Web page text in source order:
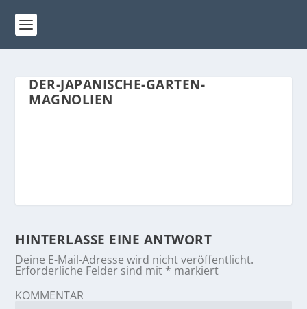
DER-JAPANISCHE-GARTEN-
MAGNOLIEN
HINTERLASSE EINE ANTWORT
Deine E-Mail-Adresse wird nicht veröffentlicht.
Erforderliche Felder sind mit * markiert
KOMMENTAR